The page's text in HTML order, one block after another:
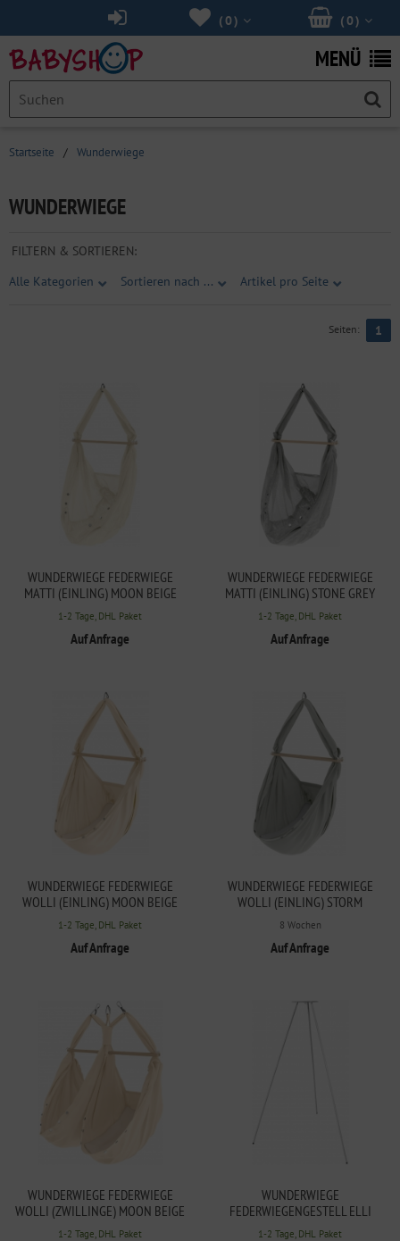
(0 )
(0 )
MENÜ
Startseite / Wunderwiege
WUNDERWIEGE
FILTERN & SORTIEREN:
Alle Kategorien
Sortieren nach ... Artikel pro Seite
Seiten: 1
WUNDERWIEGE FEDERWIEGE
MATTI (EINLING) MOON BEIGE
1-2 Tage, DHL Paket
Auf Anfrage
WUNDERWIEGE FEDERWIEGE
MATTI (EINLING) STONE GREY
1-2 Tage, DHL Paket
Auf Anfrage
WUNDERWIEGE FEDERWIEGE
WOLLI (EINLING) MOON BEIGE
1-2 Tage, DHL Paket
Auf Anfrage
WUNDERWIEGE FEDERWIEGE
WOLLI (EINLING) STORM
DUNKELGRAU
8 Wochen
Auf Anfrage
WUNDERWIEGE FEDERWIEGE
WOLLI (ZWILLINGE) MOON BEIGE
1-2 Tage, DHL Paket
WUNDERWIEGE
FEDERWIEGENGESTELL ELLI
CLOUD WEISS
1-2 Tage, DHL Paket